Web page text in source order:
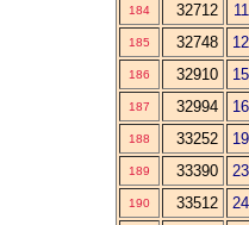
184 32712
185 32748
186 32910
187 32994
188 33252
189 33390
190 33512